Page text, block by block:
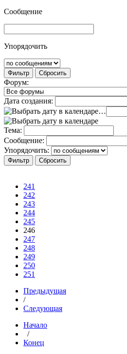
Сообщение
Упорядочить
Фильтр Сбросить
Форум:
Дата создания:
…
Тема:
Сообщение:
Упорядочить:
241
242
243
244
245
246
247
248
249
250
251
Предыдущая
/
Следующая
Начало
/
Конец